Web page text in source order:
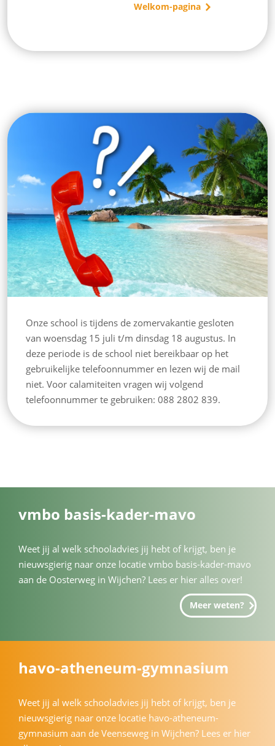
Welkom-pagina
Onze school is tijdens de zomervakantie gesloten
van woensdag 15 juli t/m dinsdag 18 augustus. In
deze periode is de school niet bereikbaar op het
gebruikelijke telefoonnummer en lezen wij de mail
niet. Voor calamiteiten vragen wij volgend
telefoonnummer te gebruiken: 088 2802 839.
vmbo basis-kader-mavo
Weet jij al welk schooladvies jij hebt of krijgt, ben je
nieuwsgierig naar onze locatie vmbo basis-kader-mavo
aan de Oosterweg in Wijchen? Lees er hier alles over!
Meer weten?
havo-atheneum-gymnasium
Weet jij al welk schooladvies jij hebt of krijgt, ben je
nieuwsgierig naar onze locatie havo-atheneum-
gymnasium aan de Veenseweg in Wijchen? Lees er hier